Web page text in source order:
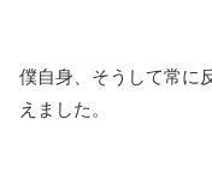
僕自身、そうして常に
えました。